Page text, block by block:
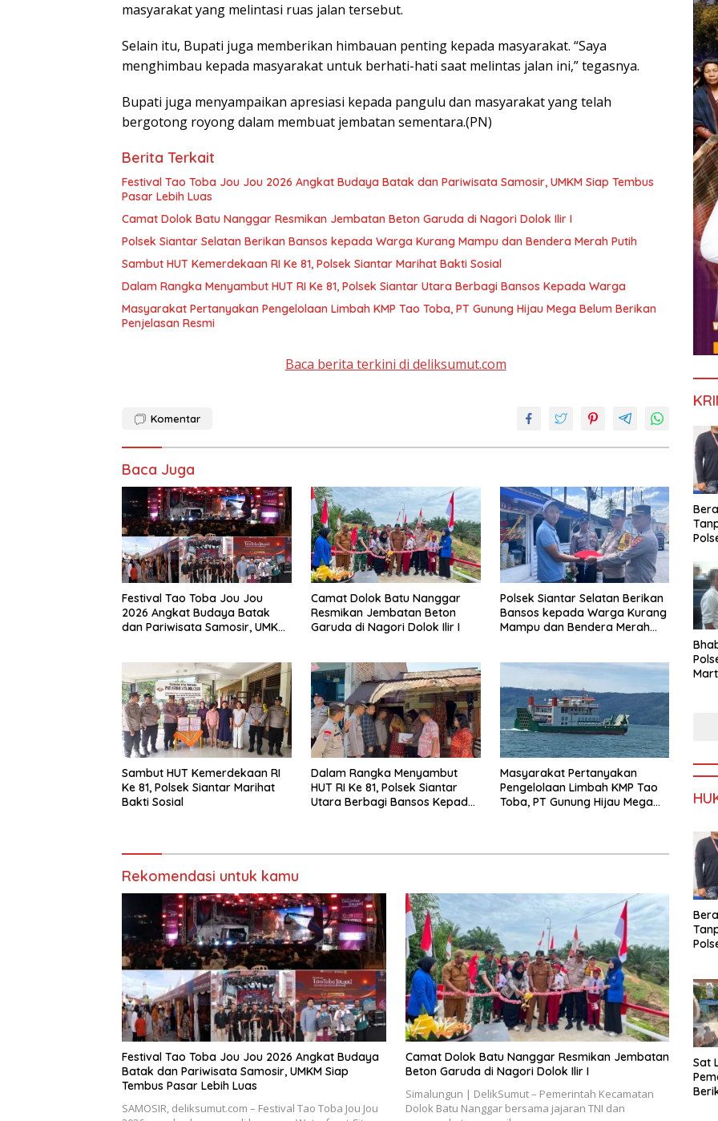
masyarakat yang melintasi ruas jalan tersebut.
Selain itu, Bupati juga memberikan himbauan penting kepada masyarakat. “Saya
menghimbau kepada masyarakat untuk berhati-hati saat melintas jalan ini,” tegasnya.
Bupati juga menyampaikan apresiasi kepada pangulu dan masyarakat yang telah
bergotong royong dalam membuat jembatan sementara.(PN)
Berita Terkait
Festival Tao Toba Jou Jou 2026 Angkat Budaya Batak dan Pariwisata Samosir, UMKM Siap Tembus
Pasar Lebih Luas
Camat Dolok Batu Nanggar Resmikan Jembatan Beton Garuda di Nagori Dolok Ilir I
Polsek Siantar Selatan Berikan Bansos kepada Warga Kurang Mampu dan Bendera Merah Putih
Sambut HUT Kemerdekaan RI Ke 81, Polsek Siantar Marihat Bakti Sosial
Dalam Rangka Menyambut HUT RI Ke 81, Polsek Siantar Utara Berbagi Bansos Kepada Warga
Masyarakat Pertanyakan Pengelolaan Limbah KMP Tao Toba, PT Gunung Hijau Mega Belum Berikan
Penjelasan Resmi
Baca berita terkini di deliksumut.com
Komentar
Baca Juga
Festival Tao Toba Jou Jou
2026 Angkat Budaya Batak
dan Pariwisata Samosir, UMKM
Camat Dolok Batu Nanggar
Resmikan Jembatan Beton
Garuda di Nagori Dolok Ilir I
Polsek Siantar Selatan Berikan
Bansos kepada Warga Kurang
Mampu dan Bendera Merah
Sambut HUT Kemerdekaan RI
Ke 81, Polsek Siantar Marihat
Bakti Sosial
Dalam Rangka Menyambut
HUT RI Ke 81, Polsek Siantar
Utara Berbagi Bansos Kepada
Masyarakat Pertanyakan
Pengelolaan Limbah KMP Tao
Toba, PT Gunung Hijau Mega
Rekomendasi untuk kamu
Festival Tao Toba Jou Jou 2026 Angkat Budaya
Batak dan Pariwisata Samosir, UMKM Siap
Tembus Pasar Lebih Luas
SAMOSIR, deliksumut.com – Festival Tao Toba Jou Jou
Camat Dolok Batu Nanggar Resmikan Jembatan
Beton Garuda di Nagori Dolok Ilir I
Simalungun | DelikSumut – Pemerintah Kecamatan
Dolok Batu Nanggar bersama jajaran TNI dan
Sat